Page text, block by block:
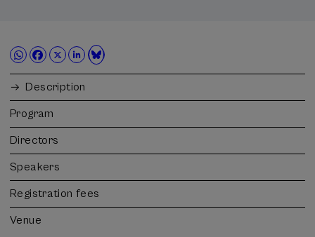
Description
Program
Directors
Speakers
Registration fees
Venue